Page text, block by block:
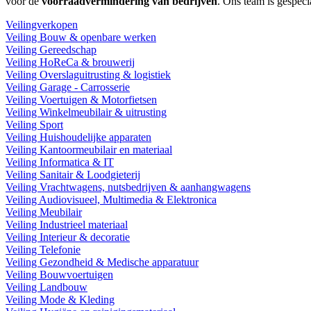
Veilingverkopen
Veiling Bouw & openbare werken
Veiling Gereedschap
Veiling HoReCa & brouwerij
Veiling Overslaguitrusting & logistiek
Veiling Garage - Carrosserie
Veiling Voertuigen & Motorfietsen
Veiling Winkelmeubilair & uitrusting
Veiling Sport
Veiling Huishoudelijke apparaten
Veiling Kantoormeubilair en materiaal
Veiling Informatica & IT
Veiling Sanitair & Loodgieterij
Veiling Vrachtwagens, nutsbedrijven & aanhangwagens
Veiling Audiovisueel, Multimedia & Elektronica
Veiling Meubilair
Veiling Industrieel materiaal
Veiling Interieur & decoratie
Veiling Telefonie
Veiling Gezondheid & Medische apparatuur
Veiling Bouwvoertuigen
Veiling Landbouw
Veiling Mode & Kleding